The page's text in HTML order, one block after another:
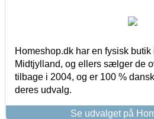
Homeshop.dk har en fysisk
Midtjylland, og ellers sælger de
tilbage i 2004, og er 100 %
deres udvalg.
Se udvalget på